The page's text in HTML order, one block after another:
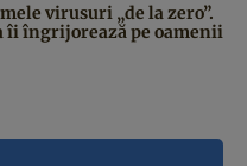
virusuri „de la zero”.
îi îngrijorează pe oamenii